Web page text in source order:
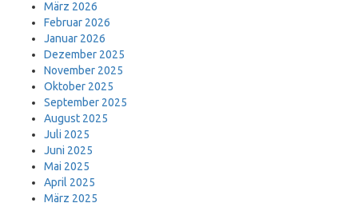
März 2026
Februar 2026
Januar 2026
Dezember 2025
November 2025
Oktober 2025
September 2025
August 2025
Juli 2025
Juni 2025
Mai 2025
April 2025
März 2025